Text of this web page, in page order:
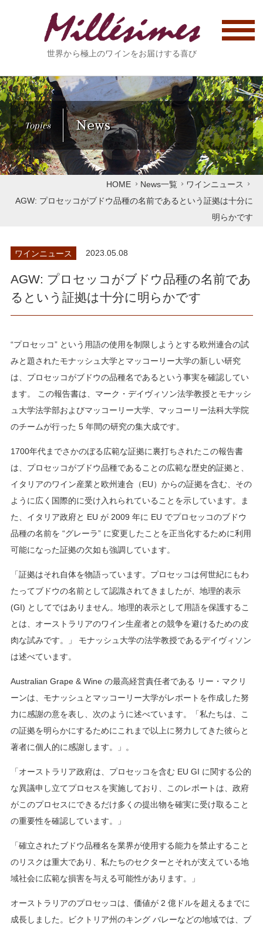
世界から極上のワインをお届けする喜び
Topics News
HOME News一覧
ワインニュース
AGW: プロセッコがブドウ品種の名前であるという証拠は十分に
明らかです
ワインニュース 2023.05.08
AGW: プロセッコがブドウ品種の名前であ
るという証拠は十分に明らかです
“プロセッコ” という用語の使用を制限しようとする欧州連合の試
みと題されたモナッシュ大学とマッコーリー大学の新しい研究
は、プロセッコがブドウの品種名であるという事実を確認してい
ます。 この報告書は、マーク・デイヴィソン法学教授とモナッシ
ュ大学法学部およびマッコーリー大学、マッコーリー法科大学院
のチームが行った 5 年間の研究の集大成です。
1700年代までさかのぼる広範な証拠に裏打ちされたこの報告書
は、プロセッコがブドウ品種であることの広範な歴史的証拠と、
イタリアのワイン産業と欧州連合（EU）からの証拠を含む、その
ように広く国際的に受け入れられていることを示しています。ま
た、イタリア政府と EU が 2009 年に EU でプロセッコのブドウ
品種の名前を “グレーラ” に変更したことを正当化するために利用
可能になった証拠の欠如も強調しています。
「証拠はそれ自体を物語っています。プロセッコは何世紀にもわ
たってブドウの名前として認識されてきましたが、地理的表示
(GI) としてではありません。地理的表示として用語を保護するこ
とは、オーストラリアのワイン生産者との競争を避けるための皮
肉な試みです。」 モナッシュ大学の法学教授であるデイヴィソン
は述べています。
Australian Grape & Wine の最高経営責任者である リー・マクリ
ーンは、モナッシュとマッコーリー大学がレポートを作成した努
力に感謝の意を表し、次のように述べています。「私たちは、こ
の証拠を明らかにするためにこれまで以上に努力してきた彼らと
著者に個人的に感謝します。」。
「オーストラリア政府は、プロセッコを含む EU GI に関する公的
な異議申し立てプロセスを実施しており、このレポートは、政府
がこのプロセスにできるだけ多くの提出物を確実に受け取ること
の重要性を確認しています。」
「確立されたブドウ品種名を業界が使用する能力を禁止すること
のリスクは重大であり、私たちのセクターとそれが支えている地
域社会に広範な損害を与える可能性があります。」
オーストラリアのプロセッコは、価値が 2 億ドルを超えるまでに
成長しました。ビクトリア州のキング バレーなどの地域では、ブ